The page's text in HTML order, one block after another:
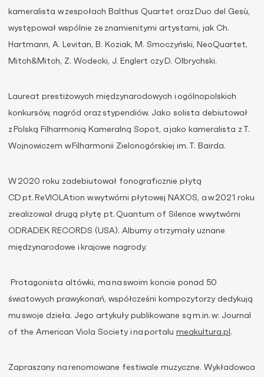
kameralista w zespołach Balthus Quartet oraz Duo del Gesù,
występował wspólnie ze znamienitymi artystami, jak Ch.
Hartmann, A. Levitan, B. Koziak, M . Smoczyński, NeoQuartet,
Mitch&Mitch, Z. Wodecki, J. Englert czy D. Olbrychski.
Laureat prestiżowych międzynarodowych i ogólnopolskich
konkursów, nagród oraz stypendiów. Jako solista debiutował
z Polską Filharmonią Kameralną Sopot, a jako kameralista z T.
Wojnowiczem w Filharmonii Zielonogórskiej im. T. Bairda.
W 2020 roku zadebiutował fonograficznie płytą
CD pt. ReVIOLAtion w wytwórni płytowej NAXOS, a w 2021 roku
zrealizował drugą płytę pt. Quantum of Silence w wytwórni
ODRADEK RECORDS (USA). Albumy otrzymały uznane
międzynarodowe i krajowe nagrody.
Protagonista altówki, ma na swoim koncie ponad 50
światowych prawykonań, współcześni kompozytorzy dedykują
mu swoje dzieła. Jego artykuły publikowane są m.in. w: Journal
of the American Viola Society i na portalu meakultura.pl .
Zapraszany na renomowane festiwale muzyczne. Wykładowca